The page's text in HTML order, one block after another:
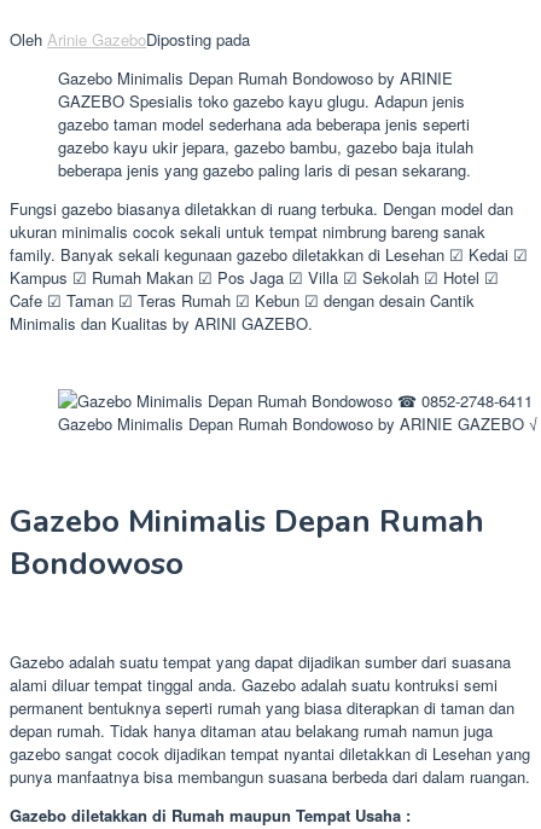
Oleh Arinie GazeboDiposting pada
Gazebo Minimalis Depan Rumah Bondowoso by ARINIE
GAZEBO Spesialis toko gazebo kayu glugu. Adapun jenis
gazebo taman model sederhana ada beberapa jenis seperti
gazebo kayu ukir jepara, gazebo bambu, gazebo baja itulah
beberapa jenis yang gazebo paling laris di pesan sekarang.
Fungsi gazebo biasanya diletakkan di ruang terbuka. Dengan model dan
ukuran minimalis cocok sekali untuk tempat nimbrung bareng sanak
family. Banyak sekali kegunaan gazebo diletakkan di Lesehan ☑ Kedai ☑
Kampus ☑ Rumah Makan ☑ Pos Jaga ☑ Villa ☑ Sekolah ☑ Hotel ☑
Cafe ☑ Taman ☑ Teras Rumah ☑ Kebun ☑ dengan desain Cantik
Minimalis dan Kualitas by ARINI GAZEBO.
Gazebo Minimalis Depan Rumah Bondowoso by ARINIE GAZEBO
Gazebo Minimalis Depan Rumah
Bondowoso
Gazebo adalah suatu tempat yang dapat dijadikan sumber dari suasana
alami diluar tempat tinggal anda. Gazebo adalah suatu kontruksi semi
permanent bentuknya seperti rumah yang biasa diterapkan di taman dan
depan rumah. Tidak hanya ditaman atau belakang rumah namun juga
gazebo sangat cocok dijadikan tempat nyantai diletakkan di Lesehan yang
punya manfaatnya bisa membangun suasana berbeda dari dalam ruangan.
Gazebo diletakkan di Rumah maupun Tempat Usaha :